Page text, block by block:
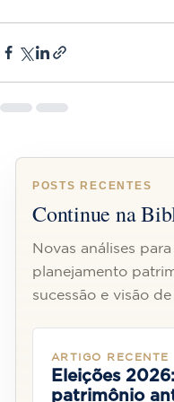
POSTS RECENTES
Continue na
Novas análises
planejamento
sucessão e visão
ARTIGO RECENTE
Eleições
patrimônio